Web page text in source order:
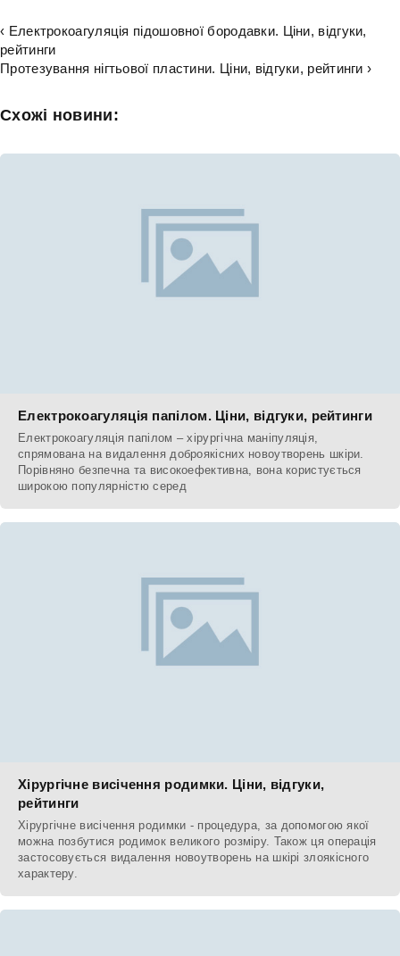
‹ Електрокоагуляція підошовної бородавки. Ціни, відгуки,
рейтинги
Протезування нігтьової пластини. Ціни, відгуки, рейтинги ›
Схожі новини:
Електрокоагуляція папілом. Ціни, відгуки, рейтинги
Електрокоагуляція папілом – хірургічна маніпуляція,
спрямована на видалення доброякісних новоутворень шкіри.
Порівняно безпечна та високоефективна, вона користується
широкою популярністю серед
Хірургічне висічення родимки. Ціни, відгуки,
рейтинги
Хірургічне висічення родимки - процедура, за допомогою якої
можна позбутися родимок великого розміру. Також ця операція
застосовується видалення новоутворень на шкірі злоякісного
характеру.